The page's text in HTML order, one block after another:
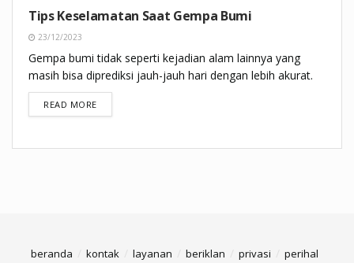
Tips Keselamatan Saat Gempa Bumi
23/12/2023
Gempa bumi tidak seperti kejadian alam lainnya yang
masih bisa diprediksi jauh-jauh hari dengan lebih akurat.
READ MOREDETAILS
beranda kontak layanan beriklan privasi perihal